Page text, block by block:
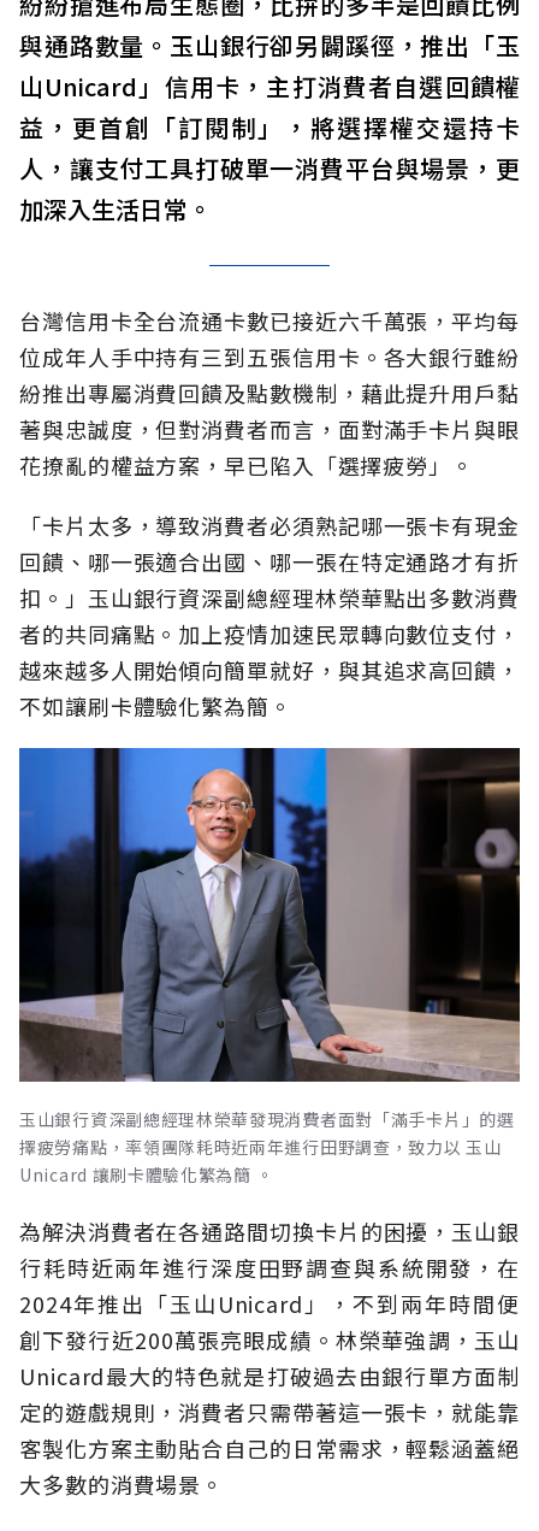
與通路數量。玉山銀行卻另闢蹊徑，推出「玉
山Unicard」信用卡，主打消費者自選回饋權
益，更首創「訂閱制」，將選擇權交還持卡
人，讓支付工具打破單一消費平台與場景，更
加深入生活日常。
台灣信用卡全台流通卡數已接近六千萬張，平均每
位成年人手中持有三到五張信用卡。各大銀行雖紛
紛推出專屬消費回饋及點數機制，藉此提升用戶黏
著與忠誠度，但對消費者而言，面對滿手卡片與眼
花撩亂的權益方案，早已陷入「選擇疲勞」。
「卡片太多，導致消費者必須熟記哪一張卡有現金
回饋、哪一張適合出國、哪一張在特定通路才有折
扣。」玉山銀行資深副總經理林榮華點出多數消費
者的共同痛點。加上疫情加速民眾轉向數位支付，
越來越多人開始傾向簡單就好，與其追求高回饋，
不如讓刷卡體驗化繁為簡。
玉山銀行資深副總經理林榮華發現消費者面對「滿手卡片」的選
擇疲勞痛點，率領團隊耗時近兩年進行田野調查，致力以 玉山
Unicard 讓刷卡體驗化繁為簡 。
為解決消費者在各通路間切換卡片的困擾，玉山銀
行耗時近兩年進行深度田野調查與系統開發，在
2024年推出「玉山Unicard」，不到兩年時間便
創下發行近200萬張亮眼成績。林榮華強調，玉山
Unicard最大的特色就是打破過去由銀行單方面制
定的遊戲規則，消費者只需帶著這一張卡，就能靠
客製化方案主動貼合自己的日常需求，輕鬆涵蓋絕
大多數的消費場景。